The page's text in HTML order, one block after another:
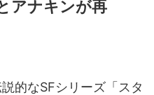
アナキンが再
的なSFシリーズ「スタ